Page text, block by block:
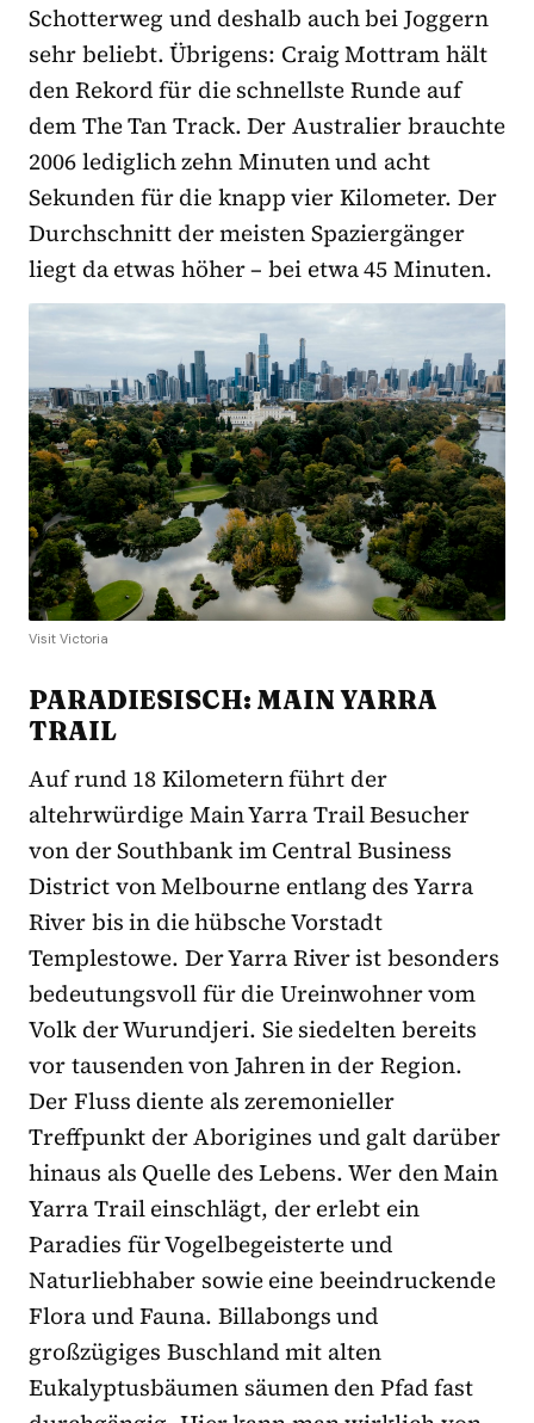
Schotterweg und deshalb auch bei Joggern
sehr beliebt. Übrigens: Craig Mottram hält
den Rekord für die schnellste Runde auf
dem The Tan Track. Der Australier brauchte
2006 lediglich zehn Minuten und acht
Sekunden für die knapp vier Kilometer. Der
Durchschnitt der meisten Spaziergänger
liegt da etwas höher – bei etwa 45 Minuten.
Visit Victoria
PARADIESISCH: MAIN YARRA
TRAIL
Auf rund 18 Kilometern führt der
altehrwürdige Main Yarra Trail Besucher
von der Southbank im Central Business
District von Melbourne entlang des Yarra
River bis in die hübsche Vorstadt
Templestowe. Der Yarra River ist besonders
bedeutungsvoll für die Ureinwohner vom
Volk der Wurundjeri. Sie siedelten bereits
vor tausenden von Jahren in der Region.
Der Fluss diente als zeremonieller
Treffpunkt der Aborigines und galt darüber
hinaus als Quelle des Lebens. Wer den Main
Yarra Trail einschlägt, der erlebt ein
Paradies für Vogelbegeisterte und
Naturliebhaber sowie eine beeindruckende
Flora und Fauna. Billabongs und
großzügiges Buschland mit alten
Eukalyptusbäumen säumen den Pfad fast